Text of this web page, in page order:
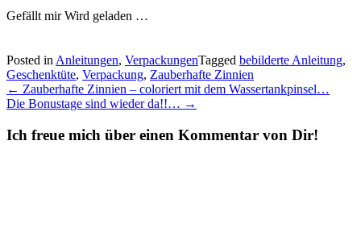
Gefällt mir Wird geladen …
Posted in Anleitungen, VerpackungenTagged bebilderte Anleitung,
Geschenktüte, Verpackung, Zauberhafte Zinnien
Post
navigation
← Zauberhafte Zinnien – coloriert mit dem Wassertankpinsel…
Die Bonustage sind wieder da!!… →
Ich freue mich über einen Kommentar von Dir!